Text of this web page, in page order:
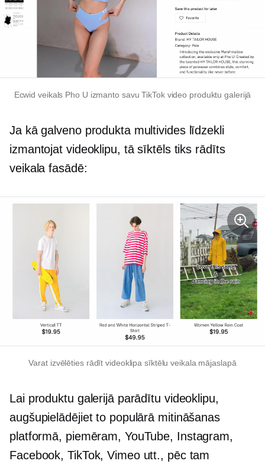
Ecwid veikals Pho U izmanto savu TikTok video produktu galerijā
Ja kā galveno produkta multivides līdzekli
izmantojat videoklipu, tā sīktēls tiks rādīts
veikala fasādē:
Varat izvēlēties rādīt videoklipa sīktēlu veikala mājaslapā
Lai produktu galerijā parādītu videoklipu,
augšupielādējiet to populārā mitināšanas
platformā, piemēram, YouTube, Instagram,
Facebook, TikTok, Vimeo utt., pēc tam